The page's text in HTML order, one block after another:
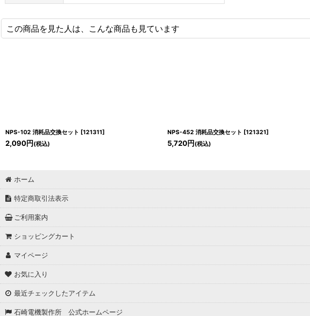
この商品を見た人は、こんな商品も見ています
NPS-102 消耗品交換セット [121311]
2,090円 (税込)
NPS-452 消耗品交換セット [121321]
5,720円 (税込)
ホーム
特定商取引法表示
ご利用案内
ショッピングカート
マイページ
お気に入り
最近チェックしたアイテム
石崎電機製作所 公式ホームページ